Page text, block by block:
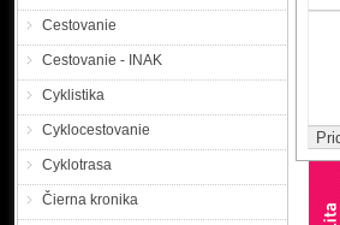
Cestovanie
Cestovanie - INAK
Cyklistika
Cyklocestovanie
Cyklotrasa
Čierna kronika